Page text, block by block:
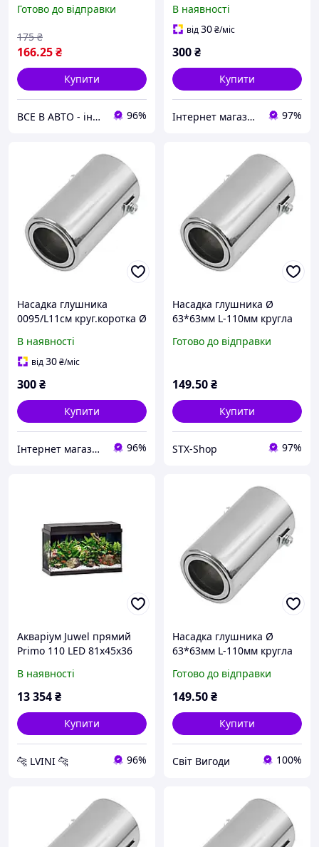
034 (50шт/щил)
Готово до відправки
166.25₴
175 ₴
Купити
ВСЕ В АВТО - інтернет-магазин електроніки та аксесуарів в авто 96%
106034 (50шт/ящ)
В наявності
від30₴/міс
300₴
Купити
Інтернет магазин "Тюн-Авто" 97%
Насадка глушника
0095/L11см круг.коротка Ø
106034 (50шт/ящ)
В наявності
від30₴/міс
300₴
Купити
Інтернет магазин автотоварів "Гараж" 96%
Насадка глушника Ø
63*63мм L-110мм кругла
106034
Готово до відправки
149.50₴
Купити
STX-Shop 97%
Акваріум Juwel прямий
Primo 110 LED 81х45х36
В наявності
13 354₴
Купити
🐆 LVINI 🐆 96%
Насадка глушника Ø
63*63мм L-110мм кругла
106034
Готово до відправки
149.50₴
Купити
Світ Вигоди 100%